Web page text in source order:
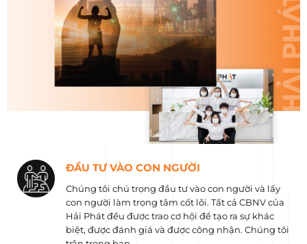
ĐẦU TƯ VÀO CON NGƯỜI
Chúng tôi chú trọng đầu tư vào con người và lấy
con người làm trọng tâm cốt lõi. Tất cả CBNV của
Hải Phát đều được trao cơ hội để tạo ra sự khác
biệt, được đánh giá và được công nhận. Chúng tôi